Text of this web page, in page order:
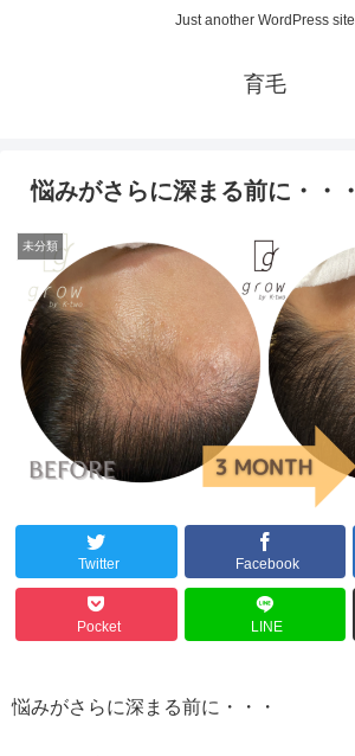
Just another WordPress site
育毛
悩みがさらに深まる前に・・・
未分類
Twitter Facebook
Pocket LINE
悩みがさらに深まる前に・・・